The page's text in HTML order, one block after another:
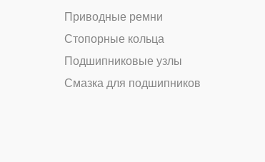
Приводные ремни
Стопорные кольца
Подшипниковые узлы
Смазка для подшипников